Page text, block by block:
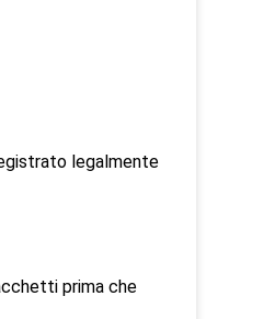
legalmente
prima che